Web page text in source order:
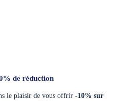
de réduction
le plaisir de vous offrir -10% sur